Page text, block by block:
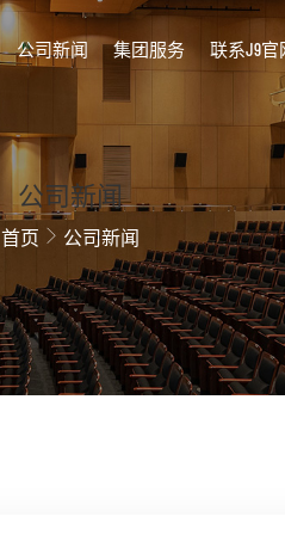
公司新闻 集团服务 联系J9官
公司新闻
首页 公司新闻